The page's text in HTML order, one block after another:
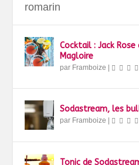
romarin
Cocktail : Jack
Magloire
par Framboize |
Sodastream, les
par Framboize |
Tonic de